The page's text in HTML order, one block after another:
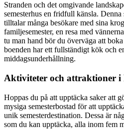
Stranden och det omgivande
semesterhus en fridfull känsla.
tilltalar många besökare med sina
familjesemester, en resa med
tu man hand bör du överväga att
boenden har ett fullständigt kök och
middagsunderhållning.
Aktiviteter och attraktioner i
Hoppas du på att upptäcka saker att
mysiga semesterbostad för att
unik semesterdestination. Dessa är
som du kan upptäcka, alla inom fem